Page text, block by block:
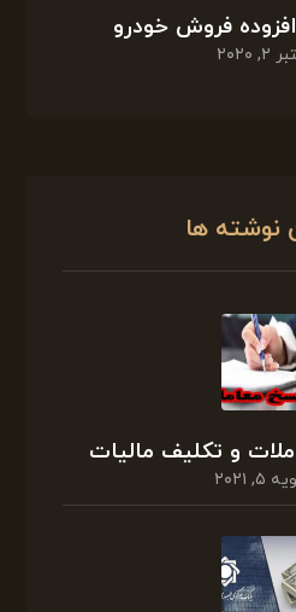
فروش خودرو
۲۰۲۰
نوشته ها
و تکلیف مالیات
۵, ۲۰۲۱